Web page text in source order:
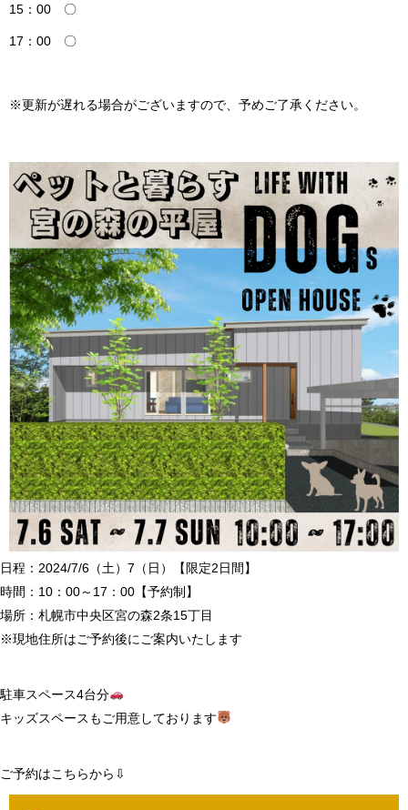
15：00 〇
17：00 〇
※更新が遅れる場合がございますので、予めご了承ください。
日程：2024/7/6（土）7（日）【限定2日間】
時間：10：00～17：00【予約制】
場所：札幌市中央区宮の森2条15丁目
※現地住所はご予約後にご案内いたします
駐車スペース4台分
キッズスペースもご用意しております
ご予約はこちらから⇩